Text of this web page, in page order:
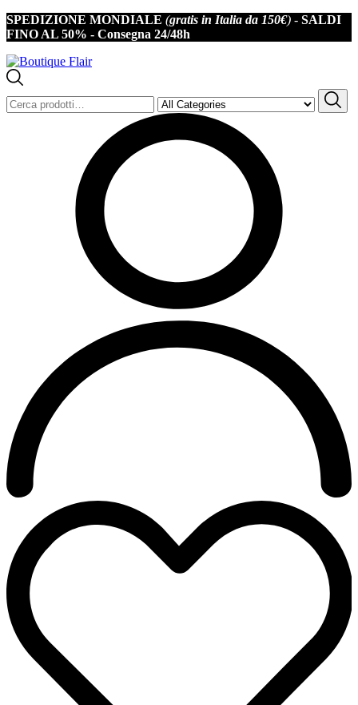
SPEDIZIONE MONDIALE (gratis in Italia da 150€) - SALDI
FINO AL 50% - Consegna 24/48h
Cerca:
Iscriviti alla newsletter per non perderti offerte e novità
10% di sconto